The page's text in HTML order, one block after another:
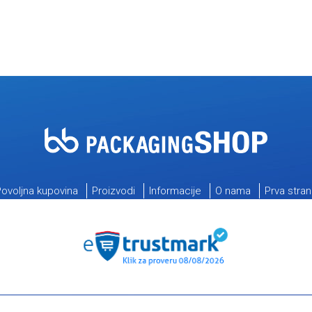
kupovina Proizvodi Informacije O nama Prva